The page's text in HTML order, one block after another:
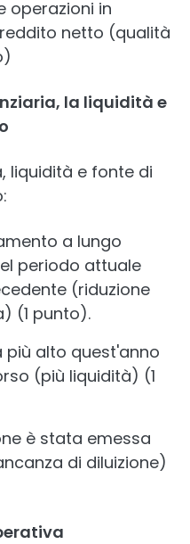
operazioni in
netto (qualità
la liquidità e
liquidità e fonte di
a lungo
periodo attuale
(riduzione
(1 punto).
più alto quest'anno
(più liquidità) (1
è stata emessa
di diluizione)